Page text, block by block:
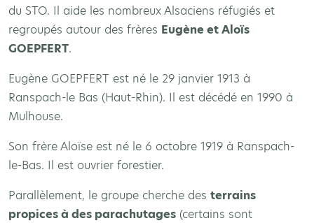
du STO. Il aide les nombreux Alsaciens réfugiés et
regroupés autour des frères Eugène et Aloïs
GOEPFERT.
Eugène GOEPFERT est né le 29 janvier 1913 à
Ranspach-le Bas (Haut-Rhin). Il est décédé en 1990 à
Mulhouse.
Son frère Aloïse est né le 6 octobre 1919 à Ranspach-
le-Bas. Il est ouvrier forestier.
Parallèlement, le groupe cherche des terrains
propices à des parachutages (certains sont